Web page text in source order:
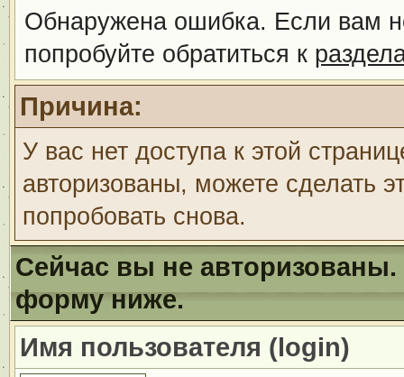
Обнаружена ошибка. Если вам
попробуйте обратиться к
Причина:
У вас нет доступа к этой
авторизованы, можете сделать
попробовать снова.
Сейчас вы не авторизованы.
форму ниже.
Имя пользователя (login)